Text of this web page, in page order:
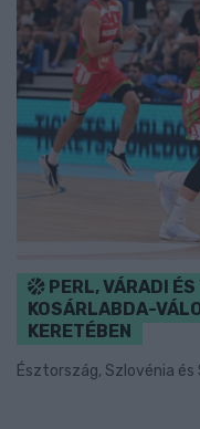
PERL, VÁRADI
KOSÁRLABDA-
KERETÉBEN
Észtország, Szlovénia